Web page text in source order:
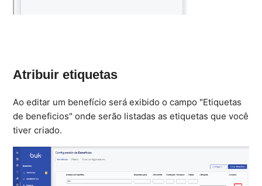
Atribuir etiquetas
Ao editar um benefício será exibido o campo "Etiquetas
de beneficios" onde serão listadas as etiquetas que você
tiver criado.